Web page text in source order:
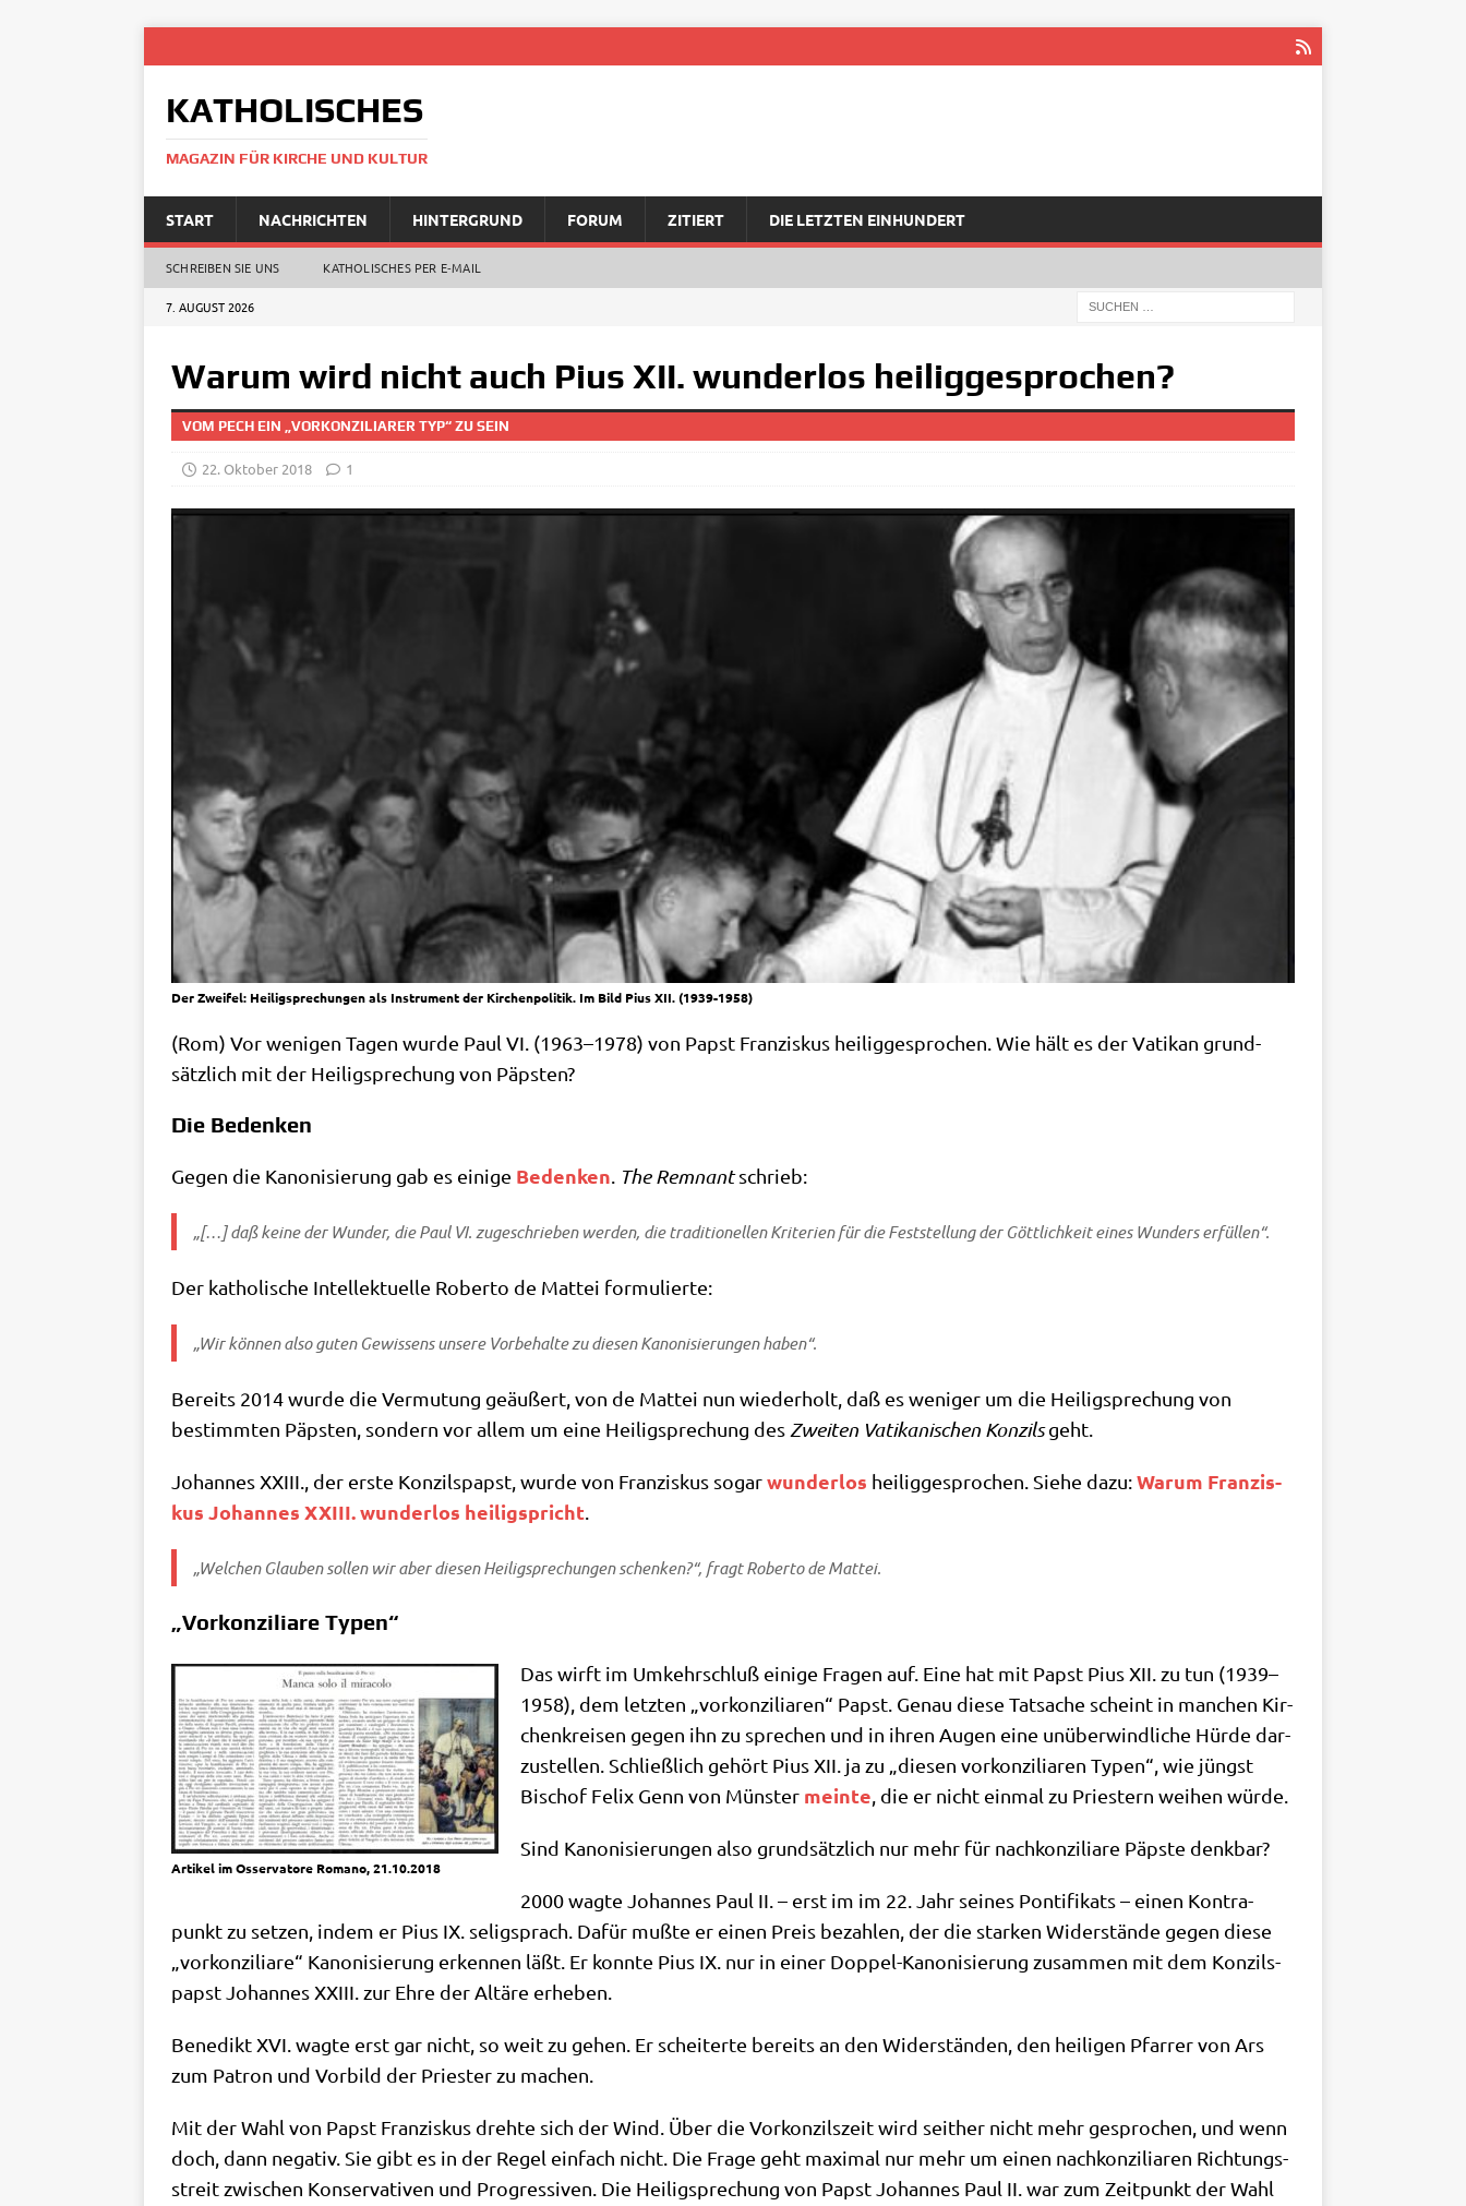
KATHOLISCHES
MAGAZIN FÜR KIRCHE UND KULTUR
START NACHRICHTEN HINTERGRUND FORUM ZITIERT DIE LETZTEN EINHUNDERT
SCHREIBEN SIE UNS KATHOLISCHES PER E‑MAIL
7. AUGUST 2026
Warum wird nicht auch Pius XII. wunderlos heiliggesprochen?
VOM PECH EIN „VORKONZILIARER TYP“ ZU SEIN
22. Oktober 2018 1
Der Zweifel: Heiligsprechungen als Instrument der Kirchenpolitik. Im Bild Pius XII. (1939-1958)
(Rom) Vor weni­gen Tagen wur­de Paul VI. (1963–1978) von Papst Fran­zis­kus hei­lig­ge­spro­chen. Wie hält es der Vati­kan grund­
sätz­lich mit der Hei­lig­spre­chung von Päpsten?
Die Bedenken
Gegen die Kano­ni­sie­rung gab es eini­ge Beden­ken. The Rem­nantschrieb:
„[…] daß kei­ne der Wun­der, die Paul VI. zuge­schrie­ben wer­den, die tra­di­tio­nel­len Kri­te­ri­en für die Fest­stel­lung der Gött­lich­keit eines Wun­ders erfüllen“.
Der katho­li­sche Intel­lek­tu­el­le Rober­to de Mat­tei formulierte:
„Wir kön­nen also guten Gewis­sens unse­re Vor­be­hal­te zu die­sen Kano­ni­sie­run­gen haben“.
Bereits 2014 wur­de die Ver­mu­tung geäu­ßert, von de Mat­tei nun wie­der­holt, daß es weni­ger um die Hei­lig­spre­chung von
bestimm­ten Päp­sten, son­dern vor allem um eine Hei­lig­spre­chung des Zwei­ten Vati­ka­ni­schen Kon­zilsgeht.
Johan­nes XXIII., der erste Kon­zils­papst, wur­de von Fran­zis­kus sogarwun­der­los hei­lig­ge­spro­chen. Sie­he dazu:War­um Fran­zis­
kus Johan­nes XXIII. wun­der­los hei­lig­spricht.
„Wel­chen Glau­ben sol­len wir aber die­sen Hei­lig­spre­chun­gen schen­ken?“, fragt Rober­to de Mattei.
„Vorkonziliare Typen“
Arti­kel im Osser­va­to­re Roma­no, 21.10.2018
Das wirft im Umkehr­schluß eini­ge Fra­gen auf. Eine hat mit Papst Pius XII. zu tun (1939–
1958), dem letz­ten „vor­kon­zi­lia­ren“ Papst. Genau die­se Tat­sa­che scheint in man­chen Kir­
chen­krei­sen gegen ihn zu spre­chen und in ihren Augen eine unüber­wind­li­che Hür­de dar­
zu­stel­len. Schließ­lich gehört Pius XII. ja zu „die­sen vor­kon­zi­lia­ren Typen“, wie jüngst
Bischof Felix Genn von Mün­ster mein­te, die er nicht ein­mal zu Prie­stern wei­hen würde.
Sind Kano­ni­sie­run­gen also grund­sätz­lich nur mehr für nach­kon­zi­lia­re Päp­ste denkbar?
2000 wag­te Johan­nes Paul II. – erst im im 22. Jahr sei­nes Pon­ti­fi­kats – einen Kon­tra­
punkt zu set­zen, indem er Pius IX. selig­sprach. Dafür muß­te er einen Preis bezah­len, der die star­ken Wider­stän­de gegen die­se
„vor­kon­zi­lia­re“ Kano­ni­sie­rung erken­nen läßt. Er konn­te Pius IX. nur in einer Dop­pel-Kano­ni­sie­rung zusam­men mit dem Kon­zils­
papst Johan­nes XXIII. zur Ehre der Altä­re erheben.
Bene­dikt XVI. wag­te erst gar nicht, so weit zu gehen. Er schei­ter­te bereits an den Wider­stän­den, den hei­li­gen Pfar­rer von Ars
zum Patron und Vor­bild der Prie­ster zu machen.
Mit der Wahl von Papst Fran­zis­kus dreh­te sich der Wind. Über die Vor­kon­zils­zeit wird seit­her nicht mehr gespro­chen, und wenn
doch, dann nega­tiv. Sie gibt es in der Regel ein­fach nicht. Die Fra­ge geht maxi­mal nur mehr um einen nach­kon­zi­lia­ren Rich­tungs­
streit zwi­schen Kon­ser­va­ti­ven und Pro­gres­si­ven. Die Hei­lig­spre­chung von Papst Johan­nes Paul II. war zum Zeit­punkt der Wahl